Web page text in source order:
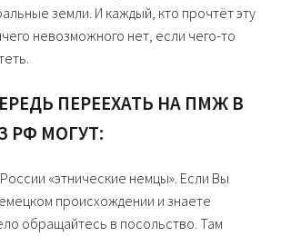
земли. И каждый, кто прочтёт эту
невозможного нет, если чего-то
ПЕРЕЕХАТЬ НА ПМЖ В
РФ МОГУТ:
«этнические немцы». Если Вы
происхождении и знаете
обращайтесь в посольство. Там